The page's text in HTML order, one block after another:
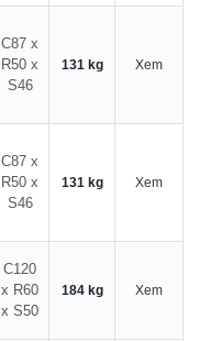
C87 x
R50 x
S46
131 kg Xem
C87 x
R50 x
S46
131 kg Xem
C120
x R60
x S50
184 kg Xem